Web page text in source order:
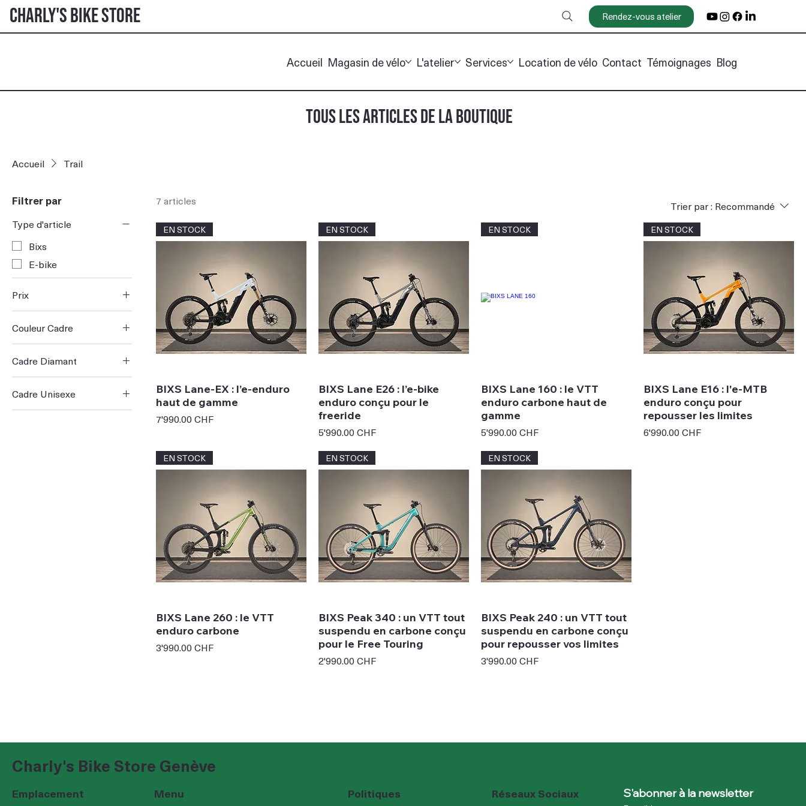
Charly's Bike Store Rendez-vous atelier
Accueil Magasin de vélo L'atelier Services Location de vélo Contact Témoignages Blog
Accueil Trail
Filtrer par
Type d'article
Bixs
E-bike
Prix
2 990 CHF 7 990 CHF
Couleur Cadre
Cadre Diamant
M
Cadre Unisexe
7 articles Trier par : Recommandé
EN STOCK
BIXS Lane-EX : l’e-enduro
haut de gamme
Prix
7'990.00 CHF
EN STOCK
BIXS Lane E26 : l’e-bike
enduro conçu pour le
freeride
Prix
5'990.00 CHF
EN STOCK
BIXS Lane 160 : le VTT
enduro carbone haut de
gamme
Prix
5'990.00 CHF
EN STOCK
BIXS Lane E16 : l'e-MTB
enduro conçu pour
repousser les limites
Prix
6'990.00 CHF
EN STOCK
BIXS Lane 260 : le VTT
enduro carbone
Prix
3'990.00 CHF
EN STOCK
BIXS Peak 340 : un VTT tout
suspendu en carbone conçu
pour le Free Touring
Prix
2'990.00 CHF
EN STOCK
BIXS Peak 240 : un VTT tout
suspendu en carbone conçu
pour repousser vos limites
Prix
3'990.00 CHF
TOUS LES ARTICLES DE LA BOUTIQUE
Charly's Bike Store Genève
Emplacement Menu Politiques Réseaux Sociaux
S'abonner à la newsletter